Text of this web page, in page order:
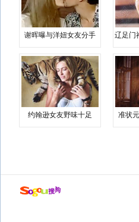
谢晖曝与洋妞女友分手 辽足门
约翰逊女友野味十足 准状